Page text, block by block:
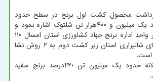
برداشت محصول کشت اول برنج در سطح حدود
۲۱۵هزار هکتار با تولید یک میلیون و ۴۰۰هزار تن شلتوک اشاره نمود و
اظهار داشت: طبق آمار واحد اداره برنج جهاد کشاورزی استان امسال ۱۱۰
هزار هکتار از زمین های شالیزاری استان زیر کشت دوم به ۲ روش نشا
است.
مازندران با تولید سالانه حدود یک میلیون تن ؛۴۲درصد برنج سفید